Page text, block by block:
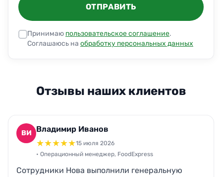
ОТПРАВИТЬ
Принимаю пользовательское соглашение.
Соглашаюсь на обработку персональных данных
Отзывы наших клиентов
ВИ Владимир Иванов
★★★★★15 июля 2026
• Операционный менеджер, FoodExpress
Сотрудники Нова выполнили генеральную